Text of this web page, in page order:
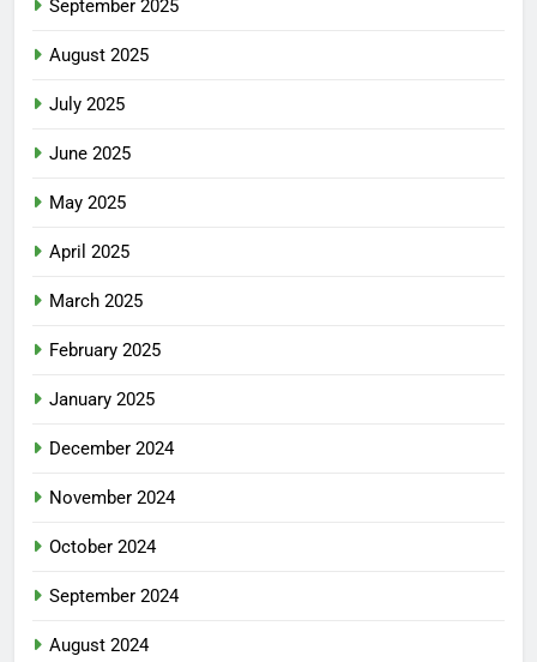
September 2025
August 2025
July 2025
June 2025
May 2025
April 2025
March 2025
February 2025
January 2025
December 2024
November 2024
October 2024
September 2024
August 2024